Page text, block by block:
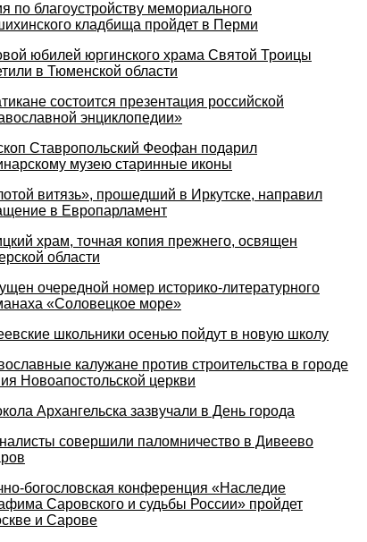
по благоустройству мемориального
кладбища пройдет в Перми
юбилей юргинского храма Святой Троицы
в Тюменской области
состоится презентация российской
энциклопедии»
Ставропольский Феофан подарил
музею старинные иконы
витязь», прошедший в Иркутске, направил
в Европарламент
храм, точная копия прежнего, освящен
области
очередной номер историко-литературного
«Соловецкое море»
школьники осенью пойдут в новую школу
калужане против строительства в городе
Новоапостольской церкви
Архангельска зазвучали в День города
совершили паломничество в Дивеево
богословская конференция «Наследие
Саровского и судьбы России» пройдет
и Сарове